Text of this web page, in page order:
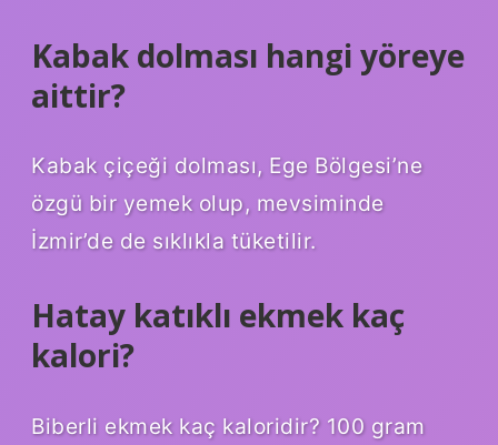
Kabak dolması hangi yöreye
aittir?
Kabak çiçeği dolması, Ege Bölgesi’ne
özgü bir yemek olup, mevsiminde
İzmir’de de sıklıkla tüketilir.
Hatay katıklı ekmek kaç
kalori?
Biberli ekmek kaç kaloridir? 100 gram